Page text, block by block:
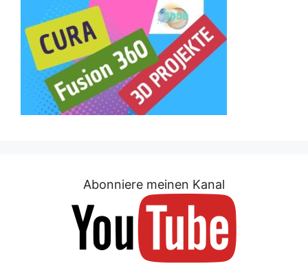
Abonniere meinen Kanal